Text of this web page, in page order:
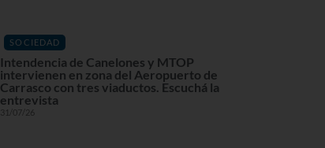
SOCIEDAD
Intendencia de Canelones y MTOP
intervienen en zona del Aeropuerto de
Carrasco con tres viaductos. Escuchá la
entrevista
31/07/26